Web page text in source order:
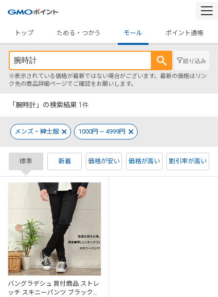
トップ
ためる・つかう モール ポイント通帳
絞り込み
※表示されている価格が最新ではない場合がございます。最新の価格はリン
ク先の商品詳細ページでご確認をお願いします。
「腕時計」の検索結果 1 件
メンズ・紳士服 1000円 ~ 4999円
標準 新着 価格が安い 価格が高い 割引率が高い
バングラデシュ 買付商品 ストレ
ッチ スキニーパンツ ブラック